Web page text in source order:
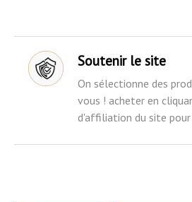
Soutenir le site
On sélectionne des
vous ! acheter en
d'affiliation du site